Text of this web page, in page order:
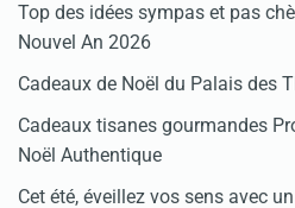
Top des idées sympas et pas
Nouvel An 2026
Cadeaux de Noël du Palais des
Cadeaux tisanes gourmandes
Noël Authentique
Cet été, éveillez vos sens avec